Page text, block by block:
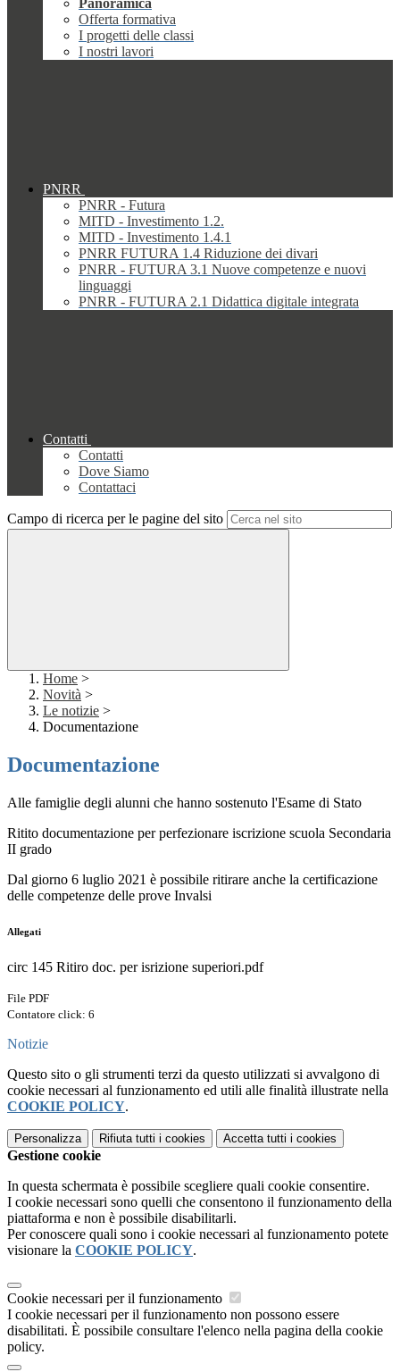
Panoramica
Offerta formativa
I progetti delle classi
I nostri lavori
PNRR
PNRR - Futura
MITD - Investimento 1.2.
MITD - Investimento 1.4.1
PNRR FUTURA 1.4 Riduzione dei divari
PNRR - FUTURA 3.1 Nuove competenze e nuovi
linguaggi
PNRR - FUTURA 2.1 Didattica digitale integrata
Contatti
Contatti
Dove Siamo
Contattaci
Campo di ricerca per le pagine del sito
Home >
Novità >
Le notizie >
Documentazione
Documentazione
Alle famiglie degli alunni che hanno sostenuto l'Esame di Stato
Ritito documentazione per perfezionare iscrizione scuola Secondaria
II grado
Dal giorno 6 luglio 2021 è possibile ritirare anche la certificazione
delle competenze delle prove Invalsi
Allegati
circ 145 Ritiro doc. per isrizione superiori.pdf
File PDF
Contatore click: 6
Notizie
Questo sito o gli strumenti terzi da questo utilizzati si avvalgono di
cookie necessari al funzionamento ed utili alle finalità illustrate nella
COOKIE POLICY.
Personalizza Rifiuta tutti i cookies Accetta tutti i cookies
Gestione cookie
In questa schermata è possibile scegliere quali cookie consentire.
I cookie necessari sono quelli che consentono il funzionamento della
piattaforma e non è possibile disabilitarli.
Per conoscere quali sono i cookie necessari al funzionamento potete
visionare la COOKIE POLICY.
Cookie necessari per il funzionamento
I cookie necessari per il funzionamento non possono essere
disabilitati. È possibile consultare l'elenco nella pagina della cookie
policy.